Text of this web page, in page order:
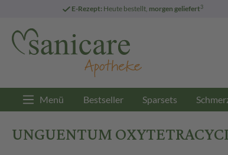
E-Rezept: Heute bestellt, morgen geliefert3
Menü Bestseller Sparsets
UNGUENTUM